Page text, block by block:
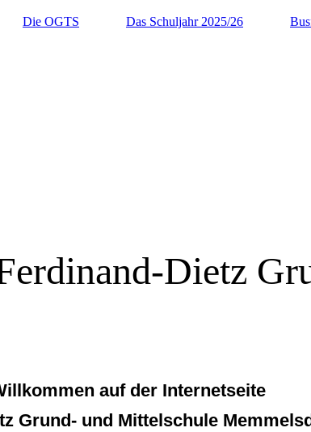
Die OGTS Das Schuljahr 2025/26
Dietz
auf der Internetseite
Grund- und Mittelschule